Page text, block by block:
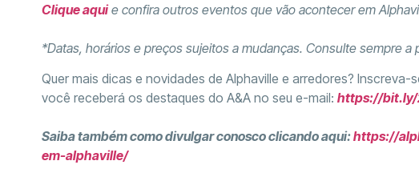
Clique aquie confira outros eventos que vão acontecer em
*Datas, horários e preços sujeitos a mudanças. Consulte sempre
Quer mais dicas e novidades de Alphaville e arredores?
você receberá os destaques do A&A no seu e-mail: https://bit.ly/
Saiba também como divulgar conosco clicando aqui:https://
em-alphaville/